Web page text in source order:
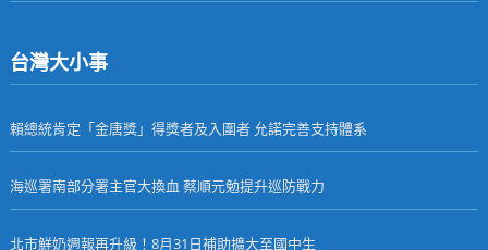
台灣大小事
賴總統肯定「金唐獎」得獎者及入圍者 允諾完善支持體系
海巡署南部分署主官大換血 蔡順元勉提升巡防戰力
北市鮮奶週報再升級！8月31日補助擴大至國中生